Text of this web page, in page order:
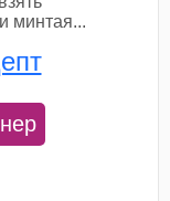
минтая...